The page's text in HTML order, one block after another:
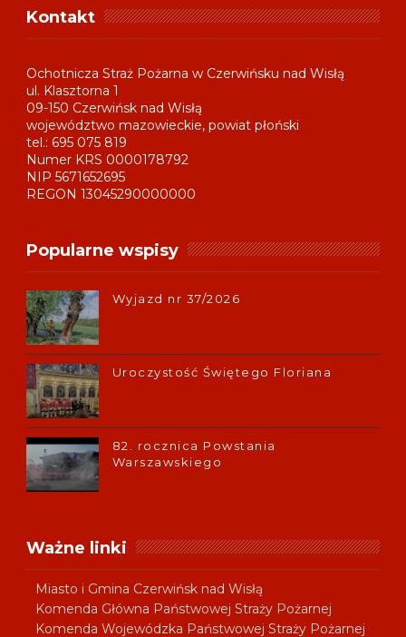
Kontakt
Ochotnicza Straż Pożarna w Czerwińsku nad Wisłą
ul. Klasztorna 1
09-150 Czerwińsk nad Wisłą
województwo mazowieckie, powiat płoński
tel.: 695 075 819
Numer KRS 0000178792
NIP 5671652695
REGON 13045290000000
Popularne wspisy
Wyjazd nr 37/2026
Uroczystość Świętego Floriana
82. rocznica Powstania
Warszawskiego
Ważne linki
Miasto i Gmina Czerwińsk nad Wisłą
Komenda Główna Państwowej Straży Pożarnej
Komenda Wojewódzka Państwowej Straży Pożarnej